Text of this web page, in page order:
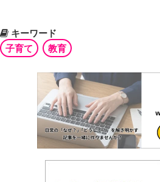
キーワード
子育て
教育